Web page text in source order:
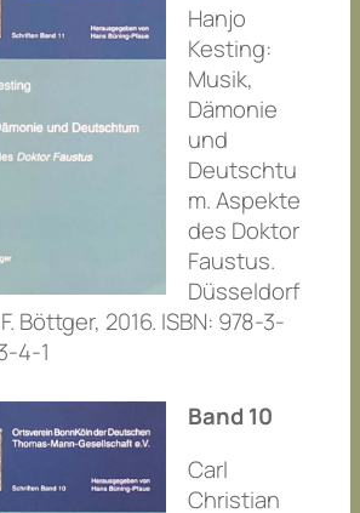
Hanjo
Kesting:
Musik,
Dämonie
und
Deutschtu
m. Aspekte
des Doktor
Faustus.
Düsseldorf
Böttger, 2016. ISBN: 978-3-
4-1
Band 10
Carl
Christian